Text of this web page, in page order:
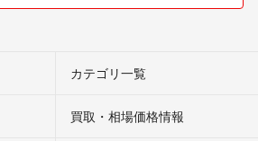
カテゴリ一覧
買取・相場価格情報